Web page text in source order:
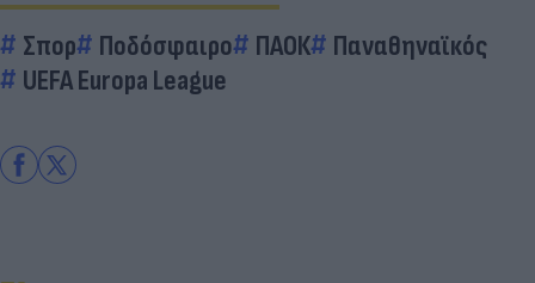
Σπορ Ποδόσφαιρο ΠΑΟΚ
Παναθηναϊκός
UEFA Europa League